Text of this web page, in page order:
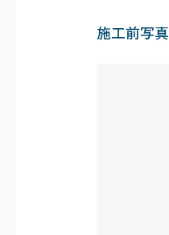
施工前写真